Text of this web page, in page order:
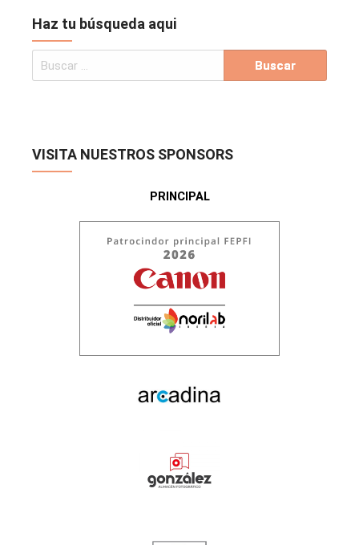
Haz tu búsqueda aqui
VISITA NUESTROS SPONSORS
PRINCIPAL